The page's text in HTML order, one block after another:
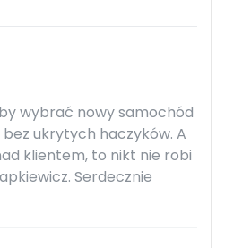
wybrać nowy samochód
ukrytych haczyków. A
klientem, to nikt nie robi
Serdecznie